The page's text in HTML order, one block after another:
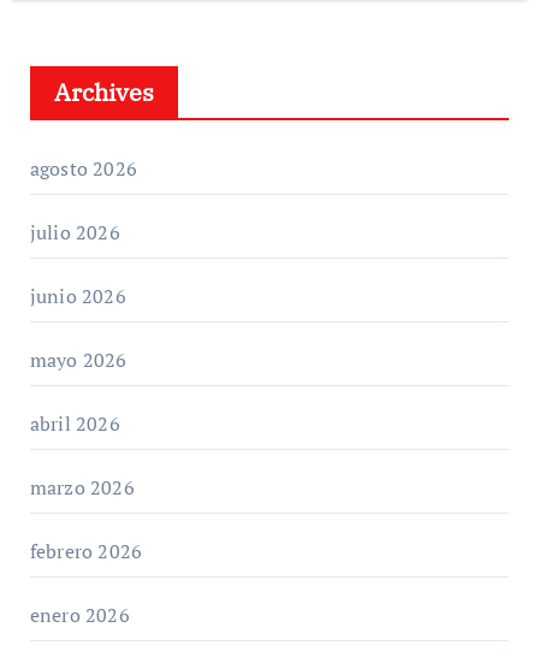
Archives
agosto 2026
julio 2026
junio 2026
mayo 2026
abril 2026
marzo 2026
febrero 2026
enero 2026